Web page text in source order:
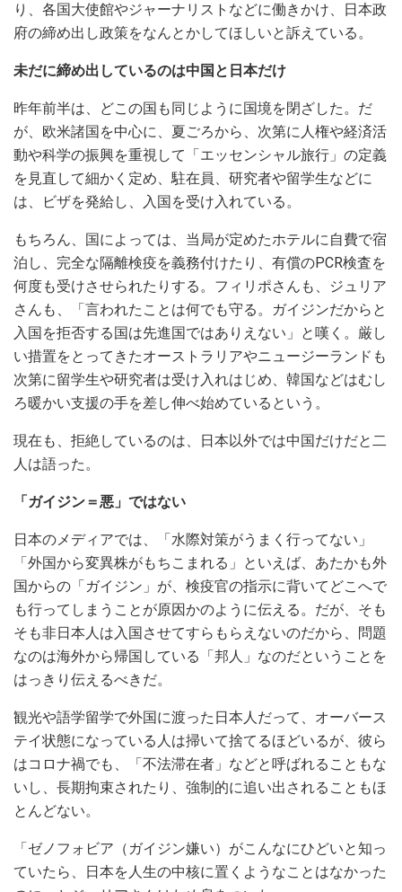
り、各国大使館やジャーナリストなどに働きかけ、日本政
府の締め出し政策をなんとかしてほしいと訴えている。
未だに締め出しているのは中国と日本だけ
昨年前半は、どこの国も同じように国境を閉ざした。だ
が、欧米諸国を中心に、夏ごろから、次第に人権や経済活
動や科学の振興を重視して「エッセンシャル旅行」の定義
を見直して細かく定め、駐在員、研究者や留学生などに
は、ビザを発給し、入国を受け入れている。
もちろん、国によっては、当局が定めたホテルに自費で宿
泊し、完全な隔離検疫を義務付けたり、有償のPCR検査を
何度も受けさせられたりする。フィリポさんも、ジュリア
さんも、「言われたことは何でも守る。ガイジンだからと
入国を拒否する国は先進国ではありえない」と嘆く。厳し
い措置をとってきたオーストラリアやニュージーランドも
次第に留学生や研究者は受け入れはじめ、韓国などはむし
ろ暖かい支援の手を差し伸べ始めているという。
現在も、拒絶しているのは、日本以外では中国だけだと二
人は語った。
「ガイジン＝悪」ではない
日本のメディアでは、「水際対策がうまく行ってない」
「外国から変異株がもちこまれる」といえば、あたかも外
国からの「ガイジン」が、検疫官の指示に背いてどこへで
も行ってしまうことが原因かのように伝える。だが、そも
そも非日本人は入国させてすらもらえないのだから、問題
なのは海外から帰国している「邦人」なのだということを
はっきり伝えるべきだ。
観光や語学留学で外国に渡った日本人だって、オーバース
テイ状態になっている人は掃いて捨てるほどいるが、彼ら
はコロナ禍でも、「不法滞在者」などと呼ばれることもな
いし、長期拘束されたり、強制的に追い出されることもほ
とんどない。
「ゼノフォビア（ガイジン嫌い）がこんなにひどいと知っ
ていたら、日本を人生の中核に置くようなことはなかった